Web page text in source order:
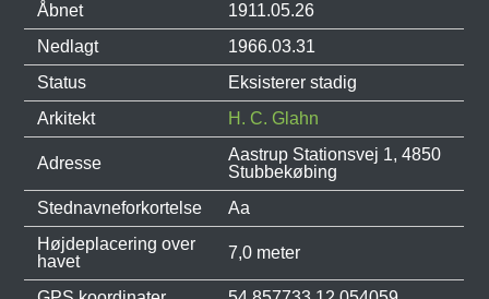
Åbnet
1911.05.26
Nedlagt
1966.03.31
Status
Eksisterer stadig
Arkitekt
H. C. Glahn
Adresse
Aastrup Stationsvej 1, 4850
Stubbekøbing
Stednavneforkortelse
Aa
Højdeplacering over
havet
7,0 meter